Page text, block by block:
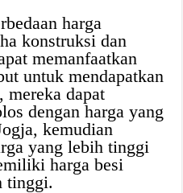
harga
konstruksi dan
memanfaatkan
untuk mendapatkan
mereka dapat
dengan harga yang
kemudian
yang lebih tinggi
harga besi
tinggi.